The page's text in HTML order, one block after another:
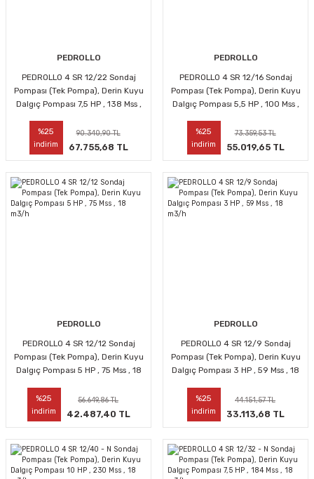
PEDROLLO
PEDROLLO 4 SR 12/22 Sondaj
Pompası (Tek Pompa), Derin Kuyu
Dalgıç Pompası 7,5 HP , 138 Mss ,
%25
indirim
90.340,90 TL
67.755,68 TL
PEDROLLO
PEDROLLO 4 SR 12/16 Sondaj
Pompası (Tek Pompa), Derin Kuyu
Dalgıç Pompası 5,5 HP , 100 Mss ,
%25
indirim
73.359,53 TL
55.019,65 TL
PEDROLLO
PEDROLLO 4 SR 12/12 Sondaj
Pompası (Tek Pompa), Derin Kuyu
Dalgıç Pompası 5 HP , 75 Mss , 18
%25
indirim
56.649,86 TL
42.487,40 TL
PEDROLLO
PEDROLLO 4 SR 12/9 Sondaj
Pompası (Tek Pompa), Derin Kuyu
Dalgıç Pompası 3 HP , 59 Mss , 18
%25
indirim
44.151,57 TL
33.113,68 TL